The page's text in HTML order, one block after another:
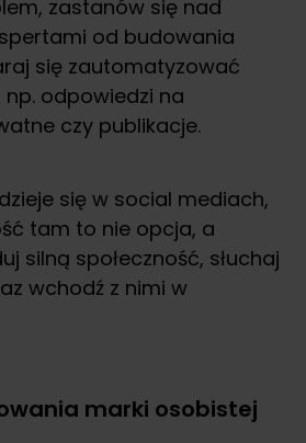
zastanów się nad
od budowania
się zautomatyzować
np. odpowiedzi na
czy publikacje.
się w social mediach,
tam to nie opcja, a
silną społeczność, słuchaj
wchodź z nimi w
marki osobistej